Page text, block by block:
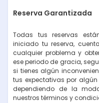
Reserva Garantizada
Todas tus reservas
iniciado tu reserva,
cualquier problema y
ese periodo de gracia,
si tienes algún
tus expectativas por
dependiendo de la
nuestros términos y